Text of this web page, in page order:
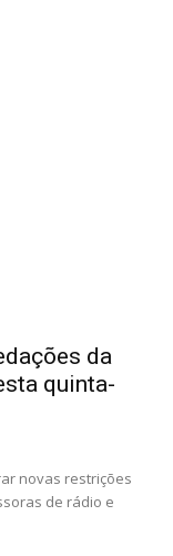
da
quinta-
novas restrições
de rádio e